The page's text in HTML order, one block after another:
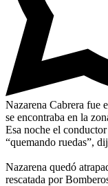
Nazarena Cabrera fue
se encontraba en la
Esa noche el
“quemando ruedas”,
Nazarena quedó
rescatada por